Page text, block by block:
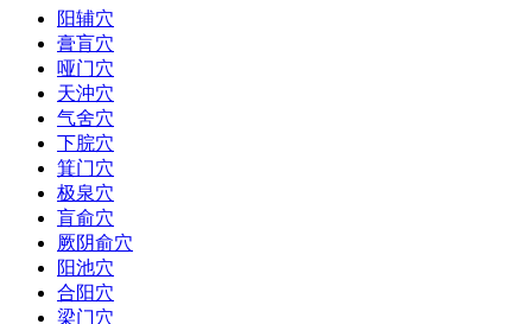
阳辅穴
膏肓穴
哑门穴
天沖穴
气舍穴
下脘穴
箕门穴
极泉穴
肓俞穴
厥阴俞穴
阳池穴
合阳穴
梁门穴